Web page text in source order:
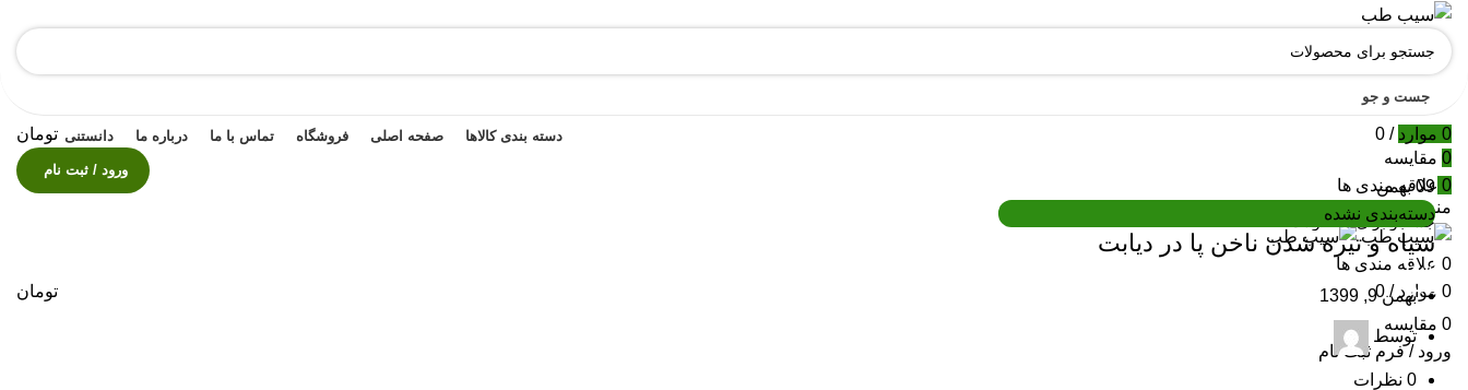
جست و جو
0 موارد /
0 تومان
ورود / ثبت نام
منو
0 علاقه مندی ها
0 موارد /
0 تومان
دسته بندی کالاها صفحه اصلی فروشگاه تماس با ما درباره ما دانستنی
0 مقایسه
0 علاقه مندی ها
جست
و جو
0 مقایسه
ورود / فرم ثبت نام
09 بهمن
دسته‌بندی نشده
سیاه و تیره شدن ناخن پا در دیابت
بهمن 9, 1399
توسط
0 نظرات